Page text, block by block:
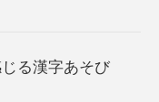
る漢字あそび